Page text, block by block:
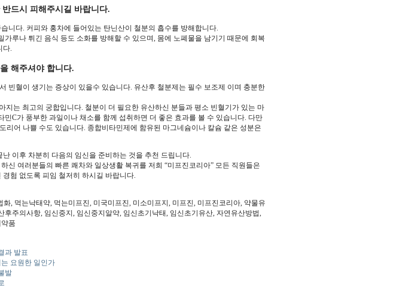
드시 피해주시길 바랍니다.
니다. 커피와 홍차에 들어있는 탄닌산이 철분의 흡수를 방해합니다.
가루나 튀긴 음식 등도 소화를 방해할 수 있으며, 몸에 노폐물을 남기기 때문에 회복
다.
해주셔야 합니다.
빈혈이 생기는 증상이 있을수 있습니다. 유산후 철분제는 필수 보조제 이며 충분한
지는 최고의 궁합입니다. 철분이 더 필요한 유산하신 분들과 평소 빈혈기가 있는 마
민C가 풍부한 과일이나 채소를 함께 섭취하면 더 좋은 효과를 볼 수 있습니다. 다만
리어 나쁠 수도 있습니다. 종합비타민제에 함유된 마그네슘이나 칼슘 같은 성분은
이후 차분히 다음의 임신을 준비하는 것을 추천 드립니다.
신 여러분들의 빠른 쾌차와 일상생활 복귀를 저희 “미프진코리아” 모든 직원들은
험 없도록 피임 철저히 하시길 바랍니다.
화, 먹는낙태약, 먹는미프진, 미국미프진, 미소미프지, 미프진, 미프진코리아, 약물유
후주의사항, 임신중지, 임신중지알약, 임신초기낙태, 임신초기유산, 자연유산방법,
품
과 발표
요원한 일인가
발